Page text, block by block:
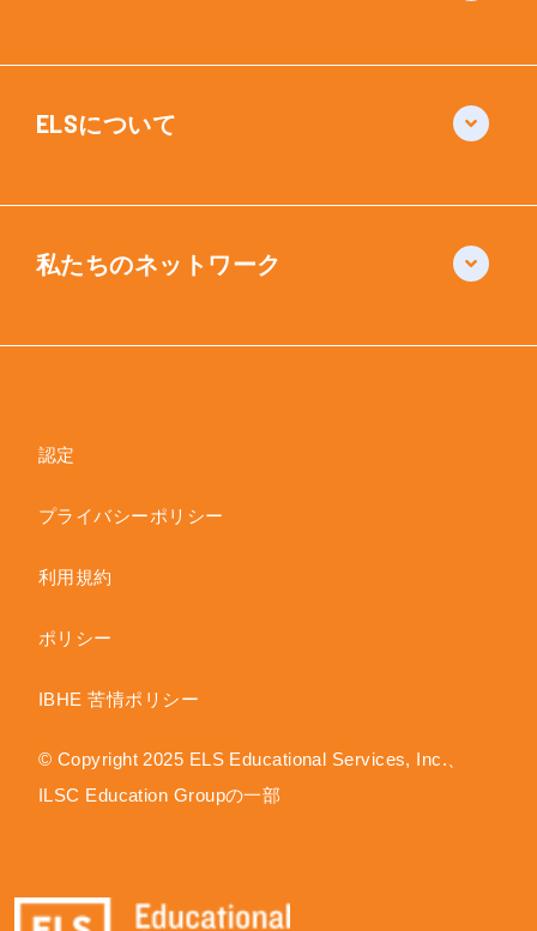
ELSについて
私たちのネットワーク
認定
プライバシーポリシー
利用規約
ポリシー
IBHE 苦情ポリシー
© Copyright 2025 ELS Educational Services, Inc.、
ILSC Education Groupの一部